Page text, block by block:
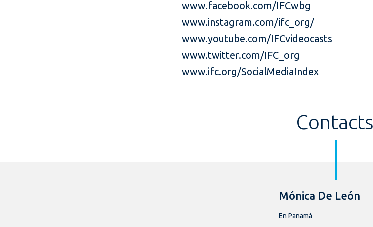
www.facebook.com/IFCwbg
www.instagram.com/ifc_org/
www.youtube.com/IFCvideocasts
www.twitter.com/IFC_org
www.ifc.org/SocialMediaIndex
Contacts
Mónica De León
En Panamá